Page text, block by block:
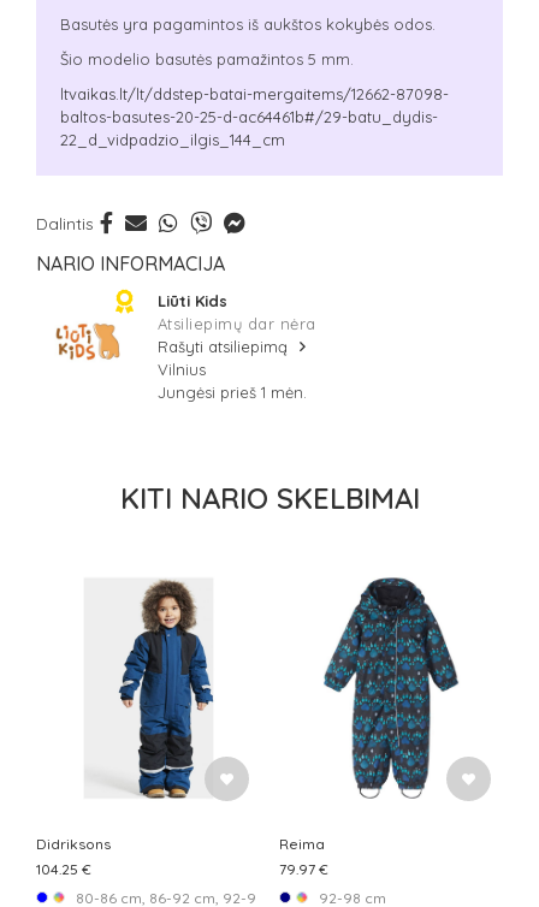
Basutės yra pagamintos iš aukštos kokybės odos.
Šio modelio basutės pamažintos 5 mm.
ltvaikas.lt/lt/ddstep-batai-mergaitems/12662-87098-
baltos-basutes-20-25-d-ac64461b#/29-batu_dydis-
22_d_vidpadzio_ilgis_144_cm
Dalintis
NARIO INFORMACIJA
Liūti Kids
Atsiliepimų dar nėra
Rašyti atsiliepimą
Vilnius
Jungėsi prieš 1 mėn.
KITI NARIO SKELBIMAI
Didriksons
104.25 €
80-86 cm, 86-92 cm, 92-98 cm
Reima
79.97 €
92-98 cm